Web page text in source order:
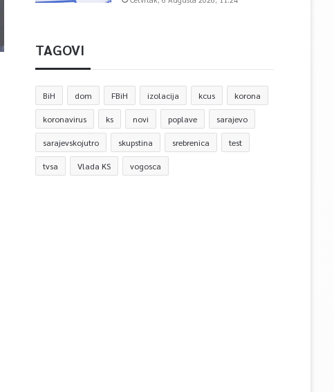
TAGOVI
BiH dom FBiH izolacija kcus korona
koronavirus ks novi poplave sarajevo
sarajevskojutro skupstina srebrenica test
tvsa Vlada KS vogosca